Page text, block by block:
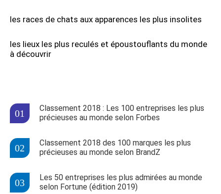
les races de chats aux apparences les plus insolites
les lieux les plus reculés et époustouflants du monde
à découvrir
Classement 2018 : Les 100 entreprises les plus
précieuses au monde selon Forbes
Classement 2018 des 100 marques les plus
précieuses au monde selon BrandZ
Les 50 entreprises les plus admirées au monde
selon Fortune (édition 2019)